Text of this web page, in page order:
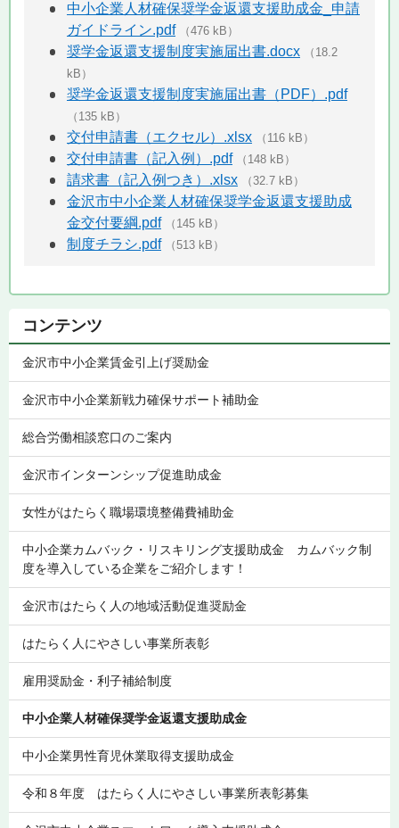
中小企業人材確保奨学金返還支援助成金_申請
ガイドライン.pdf
（476 kB）
奨学金返還支援制度実施届出書.docx
（18.2
kB）
奨学金返還支援制度実施届出書（PDF）.pdf
（135 kB）
交付申請書（エクセル）.xlsx （116 kB）
交付申請書（記入例）.pdf （148 kB）
請求書（記入例つき）.xlsx （32.7 kB）
金沢市中小企業人材確保奨学金返還支援助成
金交付要綱.pdf
（145 kB）
制度チラシ.pdf （513 kB）
コンテンツ
金沢市中小企業賃金引上げ奨励金
金沢市中小企業新戦力確保サポート補助金
総合労働相談窓口のご案内
金沢市インターンシップ促進助成金
女性がはたらく職場環境整備費補助金
中小企業カムバック・リスキリング支援助成金 カムバック制
度を導入している企業をご紹介します！
金沢市はたらく人の地域活動促進奨励金
はたらく人にやさしい事業所表彰
雇用奨励金・利子補給制度
中小企業人材確保奨学金返還支援助成金
中小企業男性育児休業取得支援助成金
令和８年度 はたらく人にやさしい事業所表彰募集